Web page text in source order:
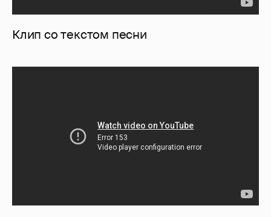
Клип со текстом песни